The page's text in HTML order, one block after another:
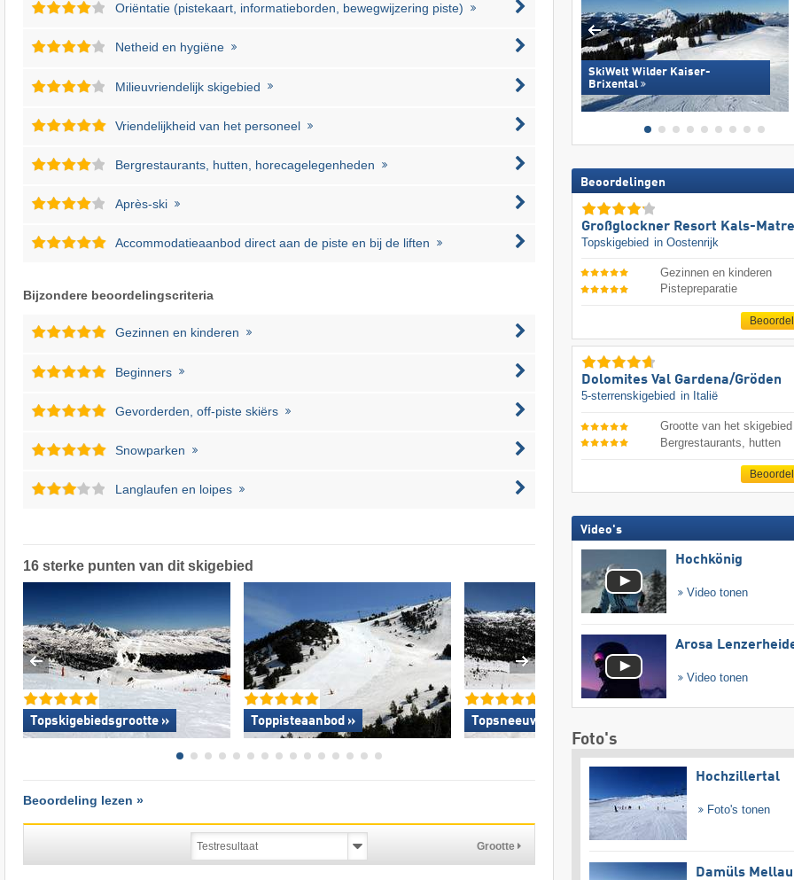
Oriëntatie (pistekaart, informatieborden, bewegwijzering piste)
Netheid en hygiëne
Milieuvriendelijk skigebied
Vriendelijkheid van het personeel
Bergrestaurants, hutten, horecagelegenheden
Après-ski
Accommodatieaanbod direct aan de piste en bij de liften
Bijzondere beoordelingscriteria
Gezinnen en kinderen
Beginners
Gevorderden, off-piste skiërs
Snowparken
Langlaufen en loipes
16 sterke punten van dit skigebied
Topskigebiedsgrootte » Toppisteaanbod » Topsneeuwzekerheid »
Beoordeling lezen »
Grootte
SkiWelt Wilder Kaiser-
Brixental
Beoordelingen
Großglockner Resort Kals-
Topskigebied in Oostenrijk
Gezinnen en kinderen
Pistepreparatie
Dolomites Val Gardena/​Gröden
5-sterrenskigebied in Italië
Grootte van het skigebied
Bergrestaurants, hutten
Video's
Hochkönig
Video tonen
Arosa
Video tonen
Foto's
Hochzillertal
Foto's tonen
Damüls Mellau